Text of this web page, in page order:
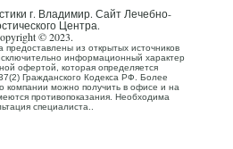
г. Владимир. Сайт Лечебно-
Центра.
© 2023.
из открытых источников
информационный характер
офертой, которая определяется
Гражданского Кодекса РФ. Более
можно получить в офисе и на
противопоказания. Необходима
специалиста..